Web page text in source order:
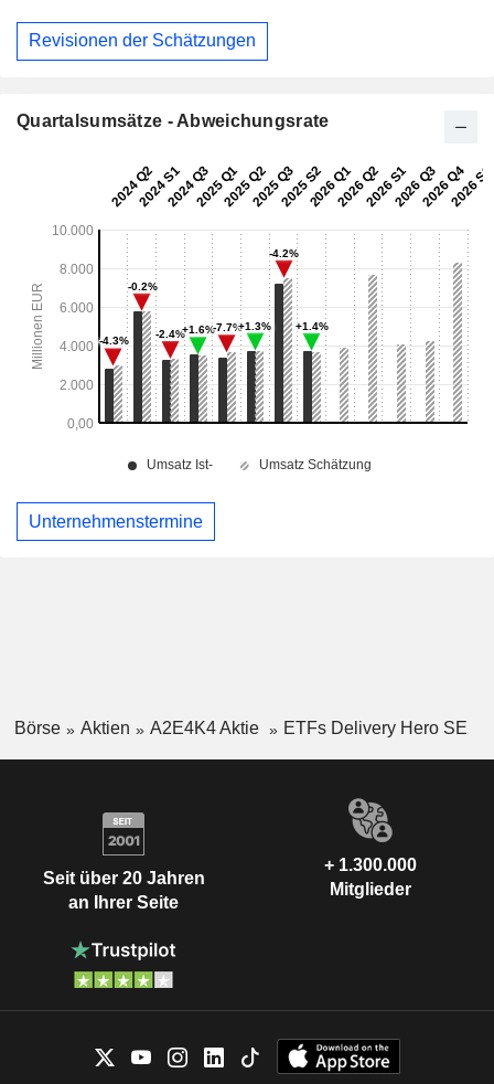
Revisionen der Schätzungen
Quartalsumsätze - Abweichungsrate
Unternehmenstermine
Börse Aktien A2E4K4 Aktie ETFs Delivery Hero SE
Seit über 20 Jahren
an Ihrer Seite
+ 1.300.000
Mitglieder